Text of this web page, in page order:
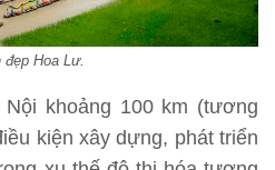
đẹp Hoa Lư.
khoảng 100 km (tương
kiện xây dựng, phát triển